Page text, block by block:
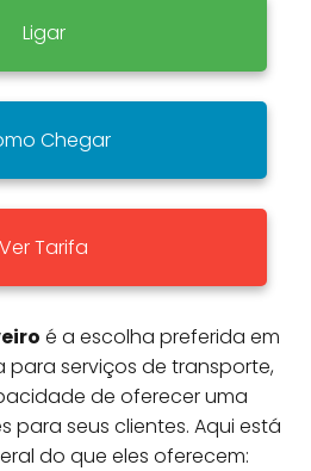
Ligar
Chegar
Ver Tarifa
é a escolha preferida em
para serviços de transporte,
de oferecer uma
para seus clientes. Aqui está
do que eles oferecem: